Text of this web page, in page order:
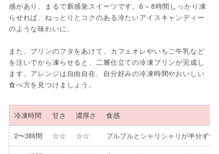
感があり、まるで新感覚スイーツです。6～8時間しっかり凍
らせれば、ねっとりとコクのある冷たいアイスキャンディー
のような味わいに。
また、プリンのフタをあけて、カフェオレやいちご牛乳など
を注いでから凍らせると、二層仕立ての冷凍プリンが完成し
ます。アレンジは自由自在、自分好みの冷凍時間やおいしい
食べ方を見つけましょう。
冷凍時間 甘さ 濃厚さ 食感
2〜3時間 ☆☆ ☆☆ プルプルとシャリシャリが半分ずつ